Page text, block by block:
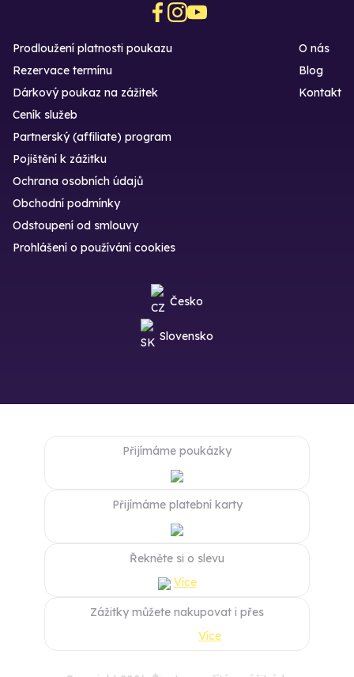
Prodloužení platnosti poukazu
Rezervace termínu
Dárkový poukaz na zážitek
O nás
Blog
Kontakt
Ceník služeb
Partnerský (affiliate) program
Pojištění k zážitku
Ochrana osobních údajů
Obchodní podmínky
Odstoupení od smlouvy
Prohlášení o používání cookies
Česko
Slovensko
Přijímáme poukázky
Přijímáme platební karty
Řekněte si o slevu
Více
Zážitky můžete nakupovat i přes
Více